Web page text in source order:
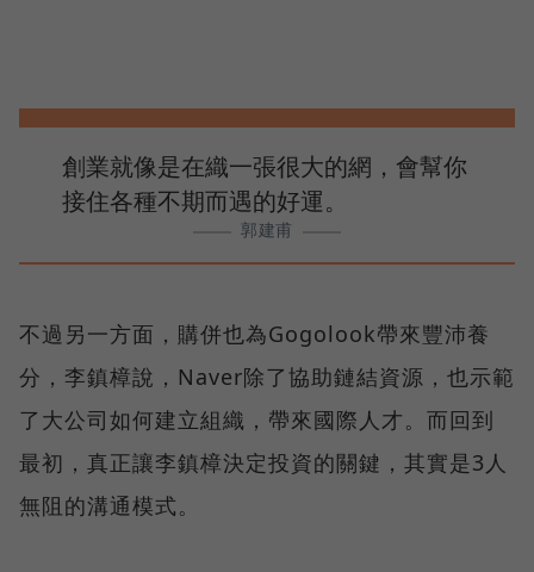
郭建甫
創業就像是在織一張很大的網，會幫你
接住各種不期而遇的好運。
不過另一方面，購併也為Gogolook帶來豐沛養
分，李鎮樟說，Naver除了協助鏈結資源，也示範
了大公司如何建立組織，帶來國際人才。而回到
最初，真正讓李鎮樟決定投資的關鍵，其實是3人
無阻的溝通模式。